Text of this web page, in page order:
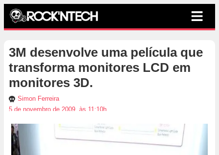
3M desenvolve uma película que
transforma monitores LCD em
monitores 3D.
Simon Ferreira
5 de novembro de 2009, às 11:10h